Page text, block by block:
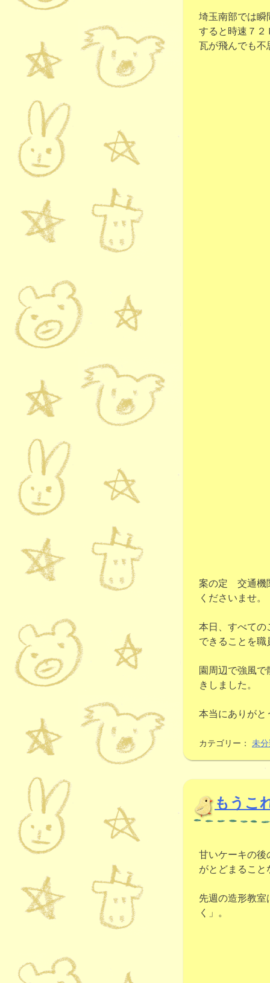
埼玉南部では瞬
すると時速７２
瓦が飛んでも不
案の定 交通機
くださいませ
本日、すべての
できることを職
園周辺で強風
きしました。
本当にありがと
カテゴリー： 未
もうこ
甘いケーキの後
がとどまること
先週の造形教
く」。